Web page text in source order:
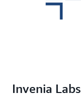
Invenia Labs